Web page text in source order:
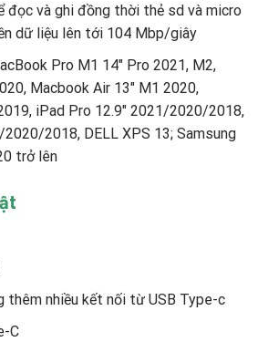
đọc và ghi đồng thời thẻ sd và micro
dữ liệu lên tới 104 Mbp/giây
Pro M1 14″ Pro 2021, M2,
Macbook Air 13″ M1 2020,
iPad Pro 12.9″ 2021/2020/2018,
2018, DELL XPS 13; Samsung
trở lên
thêm nhiều kết nối từ USB Type-c
C